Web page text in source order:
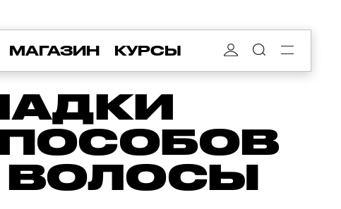
МАГАЗИН КУРСЫ